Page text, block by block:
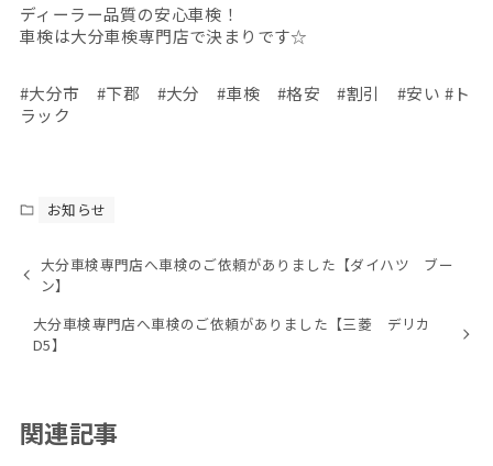
ディーラー品質の安心車検！
車検は大分車検専門店で決まりです☆
#大分市 #下郡 #大分 #車検 #格安 #割引 #安い #ト
ラック
お知らせ
大分車検専門店へ車検のご依頼がありました【ダイハツ ブー
ン】
大分車検専門店へ車検のご依頼がありました【三菱 デリカ
D5】
関連記事